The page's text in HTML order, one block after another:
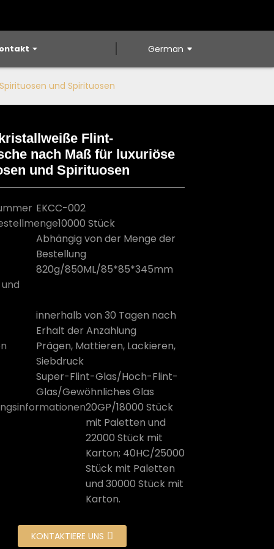
German
und Spirituosen
Loading...
Loading...
Flint-
nach Maß für luxuriöse
und Spirituosen
EKCC-002
10000 Stück
Abhängig von der Menge der
Bestellung
820g/850ML/85*85*345mm
innerhalb von 30 Tagen nach
Erhalt der Anzahlung
Prägen, Mattieren, Lackieren,
Siebdruck
Super-Flint-Glas/Hoch-Flint-
Glas/Gewöhnliches Glas
20GP/18000 Stück
mit Paletten und
22000 Stück mit
Karton; 40HC/25000
Stück mit Paletten
und 30000 Stück mit
Karton.
KONTAKTIERE UNS